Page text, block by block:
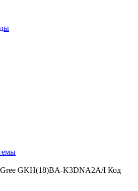
GKH(18)BA-K3DNA2A/I Код